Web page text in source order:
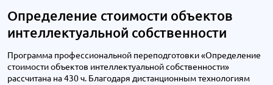
Определение стоимости объектов
интеллектуальной собственности
Программа профессиональной переподготовки «Определение
стоимости объектов интеллектуальной собственности»
рассчитана на 430 ч. Благодаря дистанционным технологиям